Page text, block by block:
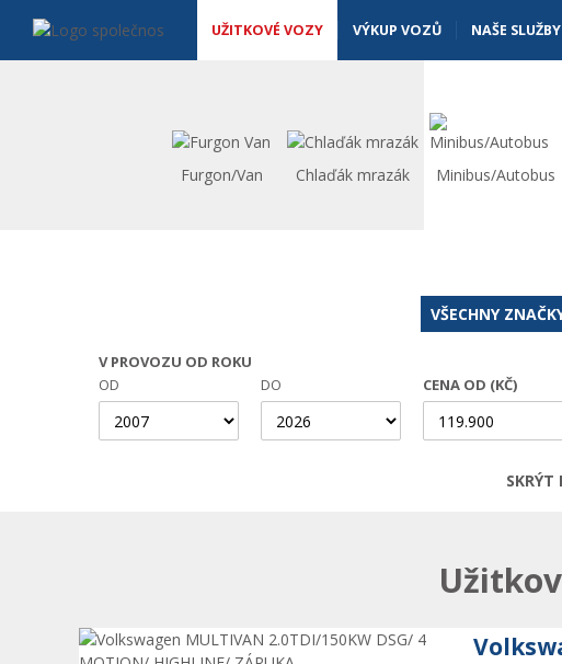
UŽITKOVÉ VOZY VÝKUP VOZŮ NAŠE SLUŽBY
Furgon/Van Chlaďák mrazák Minibus/Autobus
VŠECHNY
V PROVOZU OD ROKU
OD
DO CENA OD (KČ)
SKRÝT